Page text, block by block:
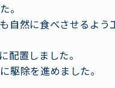
。
自然に食べさせるよう
配置しました。
駆除を進めました。